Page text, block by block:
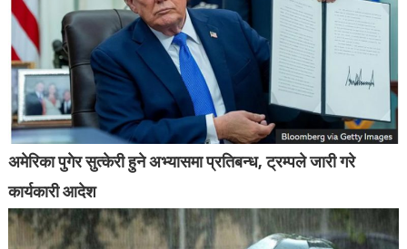
अमेरिका पुगेर सुत्केरी हुने अभ्यासमा प्रतिबन्ध, ट्रम्पले जारी गरे
कार्यकारी आदेश